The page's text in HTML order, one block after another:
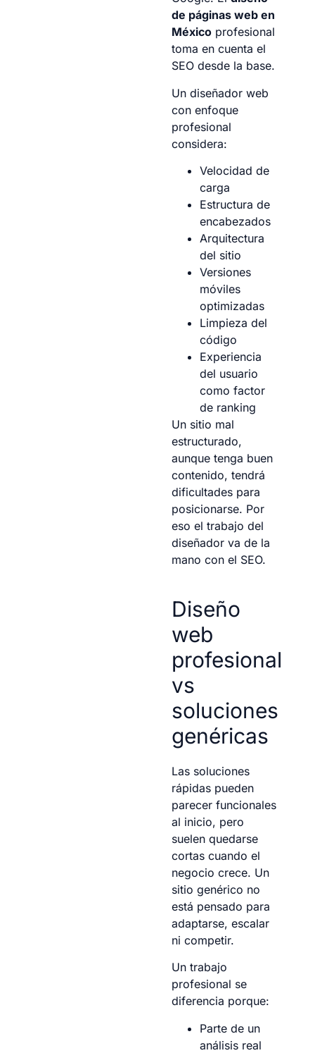
de páginas web en
México profesional
toma en cuenta el
SEO desde la base.
Un diseñador web
con enfoque
profesional
considera:
Velocidad de
carga
Estructura de
encabezados
Arquitectura
del sitio
Versiones
móviles
optimizadas
Limpieza del
código
Experiencia
del usuario
como factor
de ranking
Un sitio mal
estructurado,
aunque tenga buen
contenido, tendrá
dificultades para
posicionarse. Por
eso el trabajo del
diseñador va de la
mano con el SEO.
Diseño
web
profesional
vs
soluciones
genéricas
Las soluciones
rápidas pueden
parecer funcionales
al inicio, pero
suelen quedarse
cortas cuando el
negocio crece. Un
sitio genérico no
está pensado para
adaptarse, escalar
ni competir.
Un trabajo
profesional se
diferencia porque:
Parte de un
análisis real